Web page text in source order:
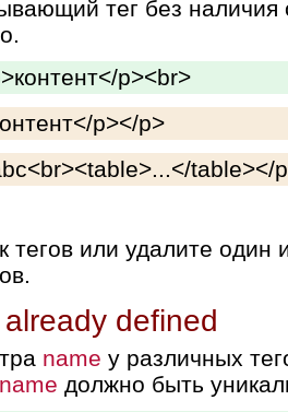
тег без наличия
p><br>
p></p>
table></
тегов или удалите
defined
name у различных
name должно быть